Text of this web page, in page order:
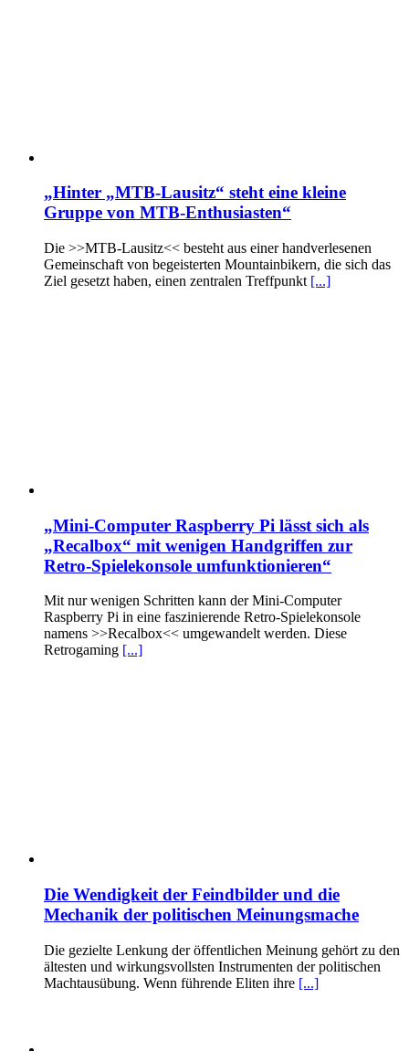
„Hinter „MTB-Lausitz“ steht eine kleine
Gruppe von MTB-Enthusiasten“
Die >>MTB-Lausitz<< besteht aus einer handverlesenen
Gemeinschaft von begeisterten Mountainbikern, die sich das
Ziel gesetzt haben, einen zentralen Treffpunkt [...]
„Mini-Computer Raspberry Pi lässt sich als
„Recalbox“ mit wenigen Handgriffen zur
Retro-Spielekonsole umfunktionieren“
Mit nur wenigen Schritten kann der Mini-Computer
Raspberry Pi in eine faszinierende Retro-Spielekonsole
namens >>Recalbox<< umgewandelt werden. Diese
Retrogaming [...]
Die Wendigkeit der Feindbilder und die
Mechanik der politischen Meinungsmache
Die gezielte Lenkung der öffentlichen Meinung gehört zu den
ältesten und wirkungsvollsten Instrumenten der politischen
Machtausübung. Wenn führende Eliten ihre [...]